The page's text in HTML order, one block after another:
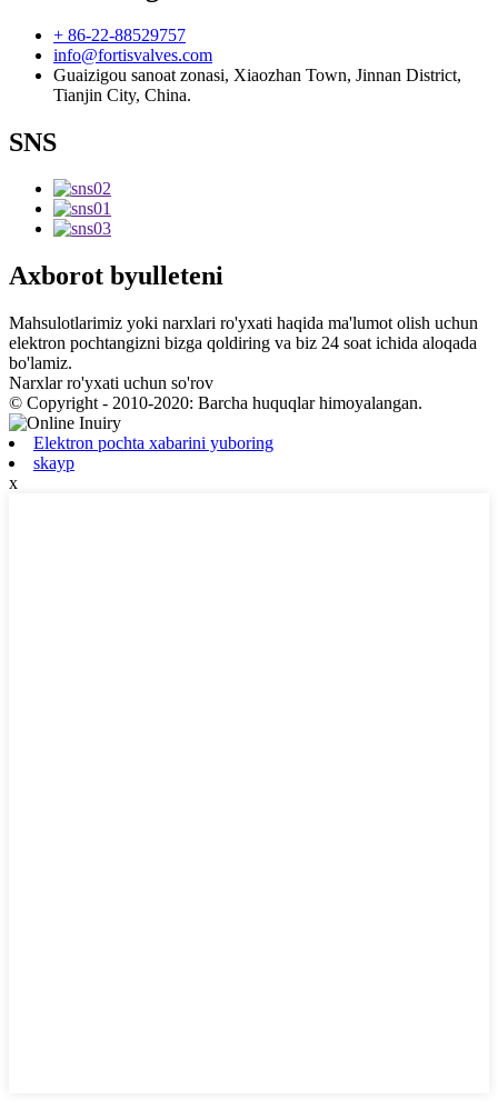
+ 86-22-88529757
info@fortisvalves.com
Guaizigou sanoat zonasi, Xiaozhan Town, Jinnan District,
Tianjin City, China.
SNS
Axborot byulleteni
Mahsulotlarimiz yoki narxlari ro'yxati haqida ma'lumot olish uchun
elektron pochtangizni bizga qoldiring va biz 24 soat ichida aloqada
bo'lamiz.
Narxlar ro'yxati uchun so'rov
© Copyright - 2010-2020: Barcha huquqlar himoyalangan.
Elektron pochta xabarini yuboring
skayp
x